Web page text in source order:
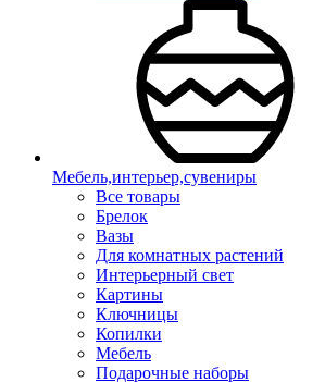
Мебель,интерьер,сувениры
Все товары
Брелок
Вазы
Для комнатных растений
Интерьерный свет
Картины
Ключницы
Копилки
Мебель
Подарочные наборы